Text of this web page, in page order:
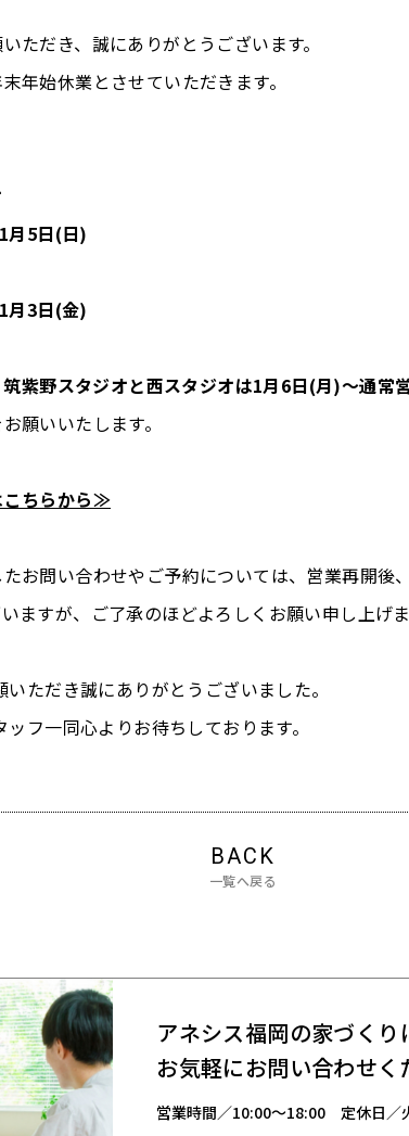
ただき、誠にありがとうございます。
年始休業とさせていただきます。
月5日(日)
月3日(金)
筑紫野スタジオと西スタジオは1月6日(月)～通常
願いいたします。
こちらから≫
お問い合わせやご予約については、営業再開後、
ますが、ご了承のほどよろしくお願い申し上げま
ただき誠にありがとうございました。
フ一同心よりお待ちしております。
BACK
一覧へ戻る
アネシス福岡の家づくり
お気軽にお問い合わせく
営業時間／10:00～18:00 定休日／